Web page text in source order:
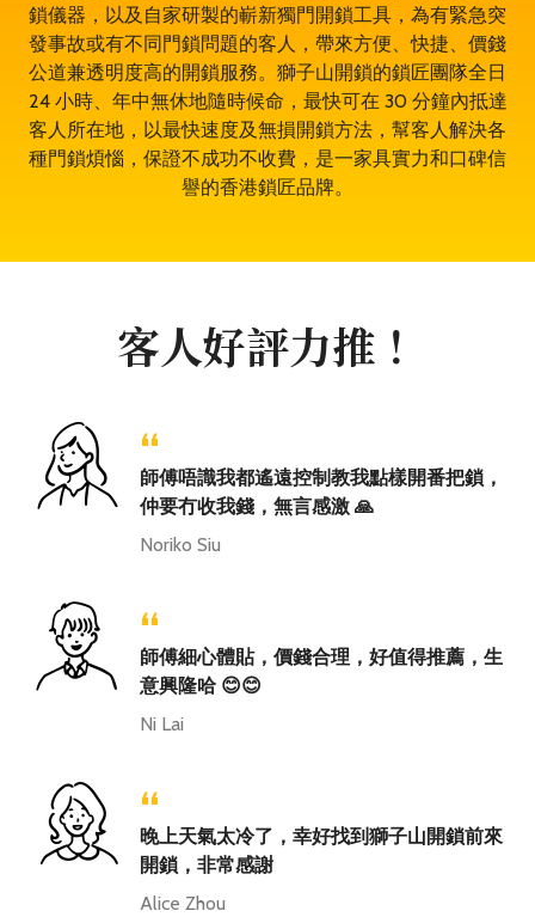
鎖儀器，以及自家研製的嶄新獨門開鎖工具，為有緊急突
發事故或有不同門鎖問題的客人，帶來方便、快捷、價錢
公道兼透明度高的開鎖服務。獅子山開鎖的鎖匠團隊全日
24 小時、年中無休地隨時候命，最快可在 30 分鐘內抵達
客人所在地，以最快速度及無損開鎖方法，幫客人解決各
種門鎖煩惱，保證不成功不收費，是一家具實力和口碑信
譽的香港鎖匠品牌。
客人好評力推！
“
師傅唔識我都遙遠控制教我點樣開番把鎖，
仲要冇收我錢，無言感激 🙏
Noriko Siu
“
師傅細心體貼，價錢合理，好值得推薦，生
意興隆哈 😊😊
Ni Lai
“
晚上天氣太冷了，幸好找到獅子山開鎖前來
開鎖，非常感謝
Alice Zhou